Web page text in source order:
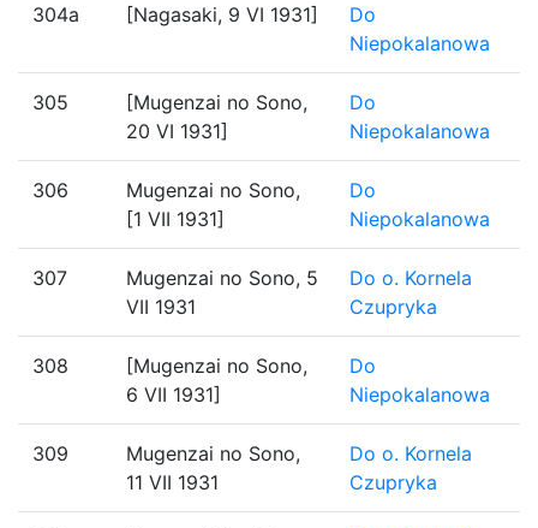
304a [Nagasaki, 9 VI 1931]
Do
Niepokalanowa
305
[Mugenzai no Sono,
20 VI 1931]
Do
Niepokalanowa
306
Mugenzai no Sono,
[1 VII 1931]
Do
Niepokalanowa
307
Mugenzai no Sono, 5
VII 1931
Do o. Kornela
Czupryka
308
[Mugenzai no Sono,
6 VII 1931]
Do
Niepokalanowa
309
Mugenzai no Sono,
11 VII 1931
Do o. Kornela
Czupryka